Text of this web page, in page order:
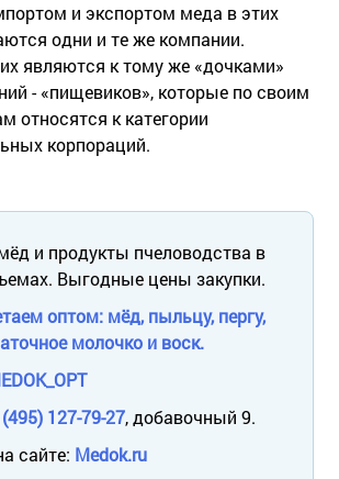
и экспортом меда в этих
одни и те же компании.
являются к тому же «дочками»
- «пищевиков», которые по своим
относятся к категории
корпораций.
и продукты пчеловодства в
Выгодные цены закупки.
оптом: мёд, пыльцу, пергу,
молочко и воск.
127-79-27, добавочный 9.
сайте: Medok.ru